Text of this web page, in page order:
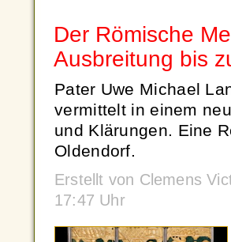
Der Römische
Ausbreitung bis
Pater Uwe Michael
vermittelt in einem
und Klärungen. Eine
Oldendorf.
Erstellt von Clemens
17:47 Uhr